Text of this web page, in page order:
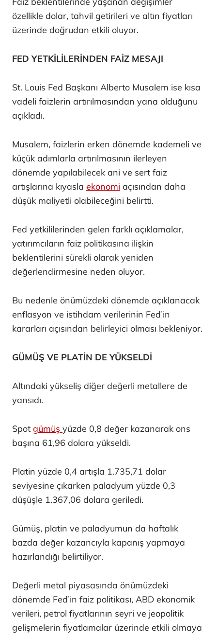
özellikle dolar, tahvil getirileri ve altın fiyatları
üzerinde doğrudan etkili oluyor.
FED YETKİLİLERİNDEN FAİZ MESAJI
St. Louis Fed Başkanı Alberto Musalem ise kısa
vadeli faizlerin artırılmasından yana olduğunu
açıkladı.
Musalem, faizlerin erken dönemde kademeli ve
küçük adımlarla artırılmasının ilerleyen
dönemde yapılabilecek ani ve sert faiz
artışlarına kıyasla ekonomi açısından daha
düşük maliyetli olabileceğini belirtti.
Fed yetkililerinden gelen farklı açıklamalar,
yatırımcıların faiz politikasına ilişkin
beklentilerini sürekli olarak yeniden
değerlendirmesine neden oluyor.
Bu nedenle önümüzdeki dönemde açıklanacak
enflasyon ve istihdam verilerinin Fed’in
kararları açısından belirleyici olması bekleniyor.
GÜMÜŞ VE PLATİN DE YÜKSELDİ
Altındaki yükseliş diğer değerli metallere de
yansıdı.
Spot gümüş yüzde 0,8 değer kazanarak ons
başına 61,96 dolara yükseldi.
Platin yüzde 0,4 artışla 1.735,71 dolar
seviyesine çıkarken paladyum yüzde 0,3
düşüşle 1.367,06 dolara geriledi.
Gümüş, platin ve paladyumun da haftalık
bazda değer kazancıyla kapanış yapmaya
hazırlandığı belirtiliyor.
Değerli metal piyasasında önümüzdeki
dönemde Fed’in faiz politikası, ABD ekonomik
verileri, petrol fiyatlarının seyri ve jeopolitik
gelişmelerin fiyatlamalar üzerinde etkili olmaya